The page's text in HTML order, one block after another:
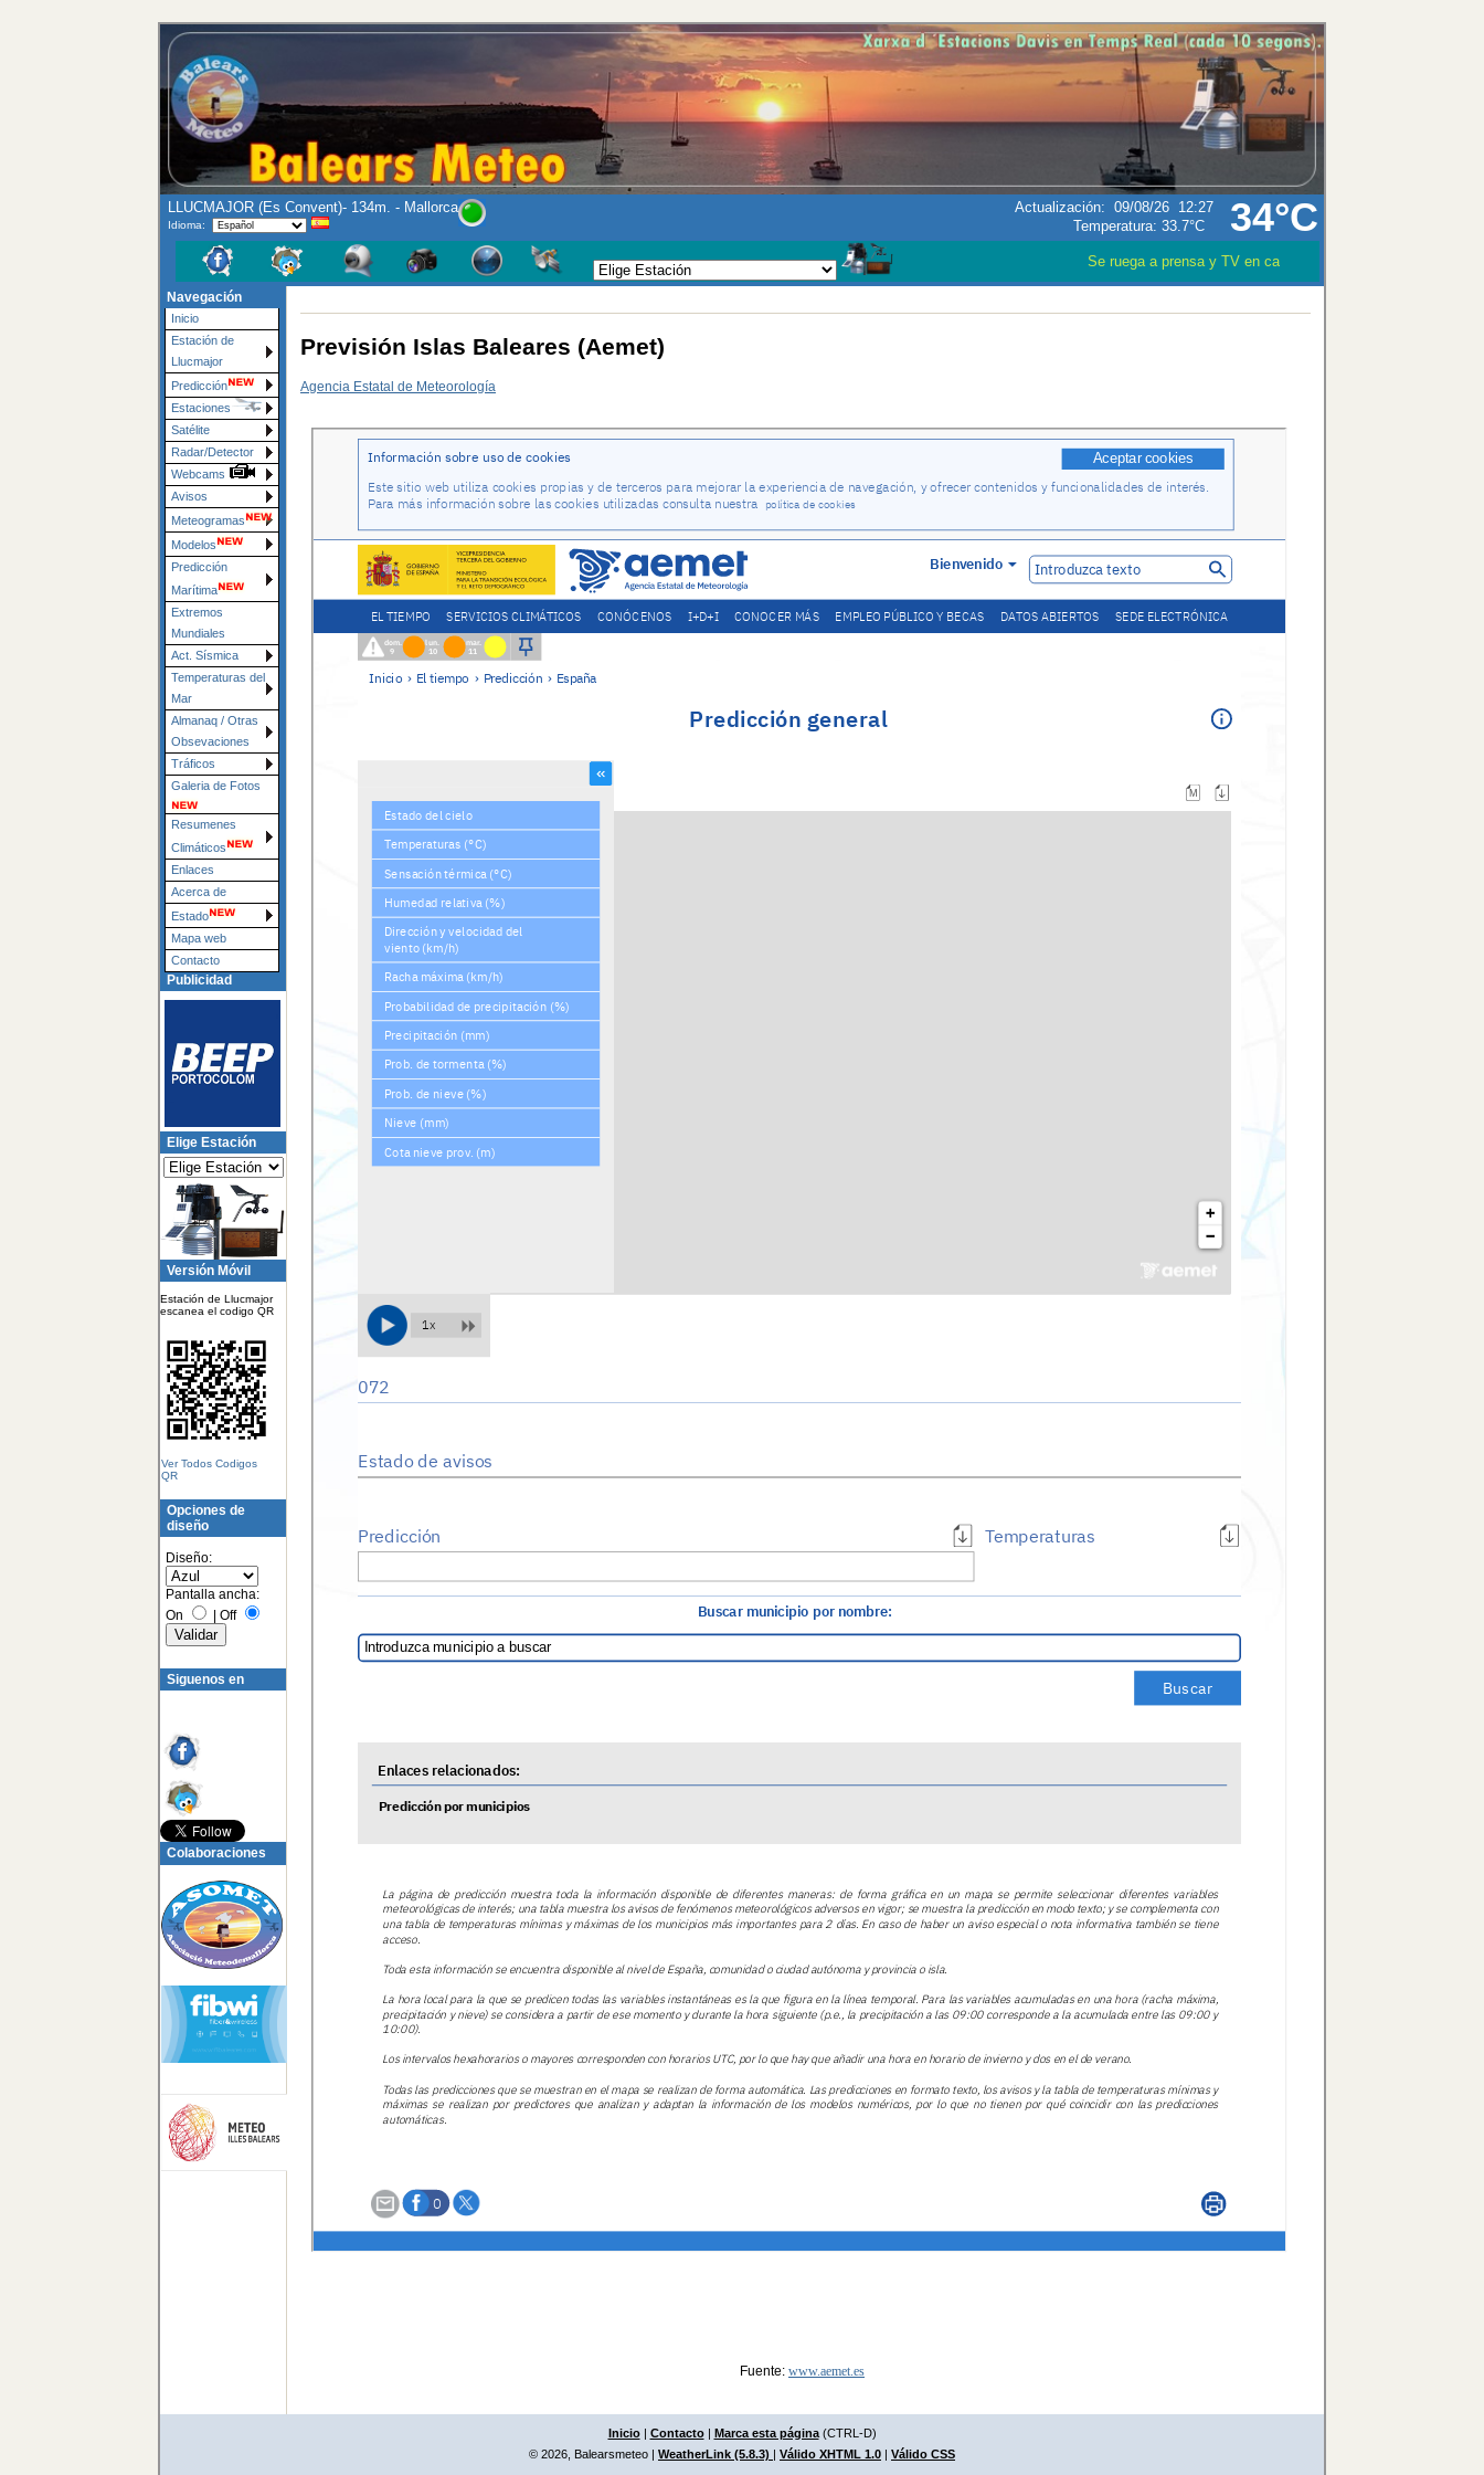
34°C
LLUCMAJOR (Es Convent)- 134m. - Mallorca
Idioma:
Actualización: 09/08/26 12:27
Temperatura: 33.7°C
Se ruega a prensa y TV en caso que utilizen los datos
Navegación
Inicio
Estación de
Llucmajor
Predicción
Estaciones
Satélite
Radar/Detector
Webcams
Avisos
Meteogramas
Modelos
Predicción
Marítima
Extremos
Mundiales
Act. Sísmica
Temperaturas del
Mar
Almanaq / Otras
Obsevaciones
Tráficos
Galeria de Fotos
Resumenes
Climáticos
Enlaces
Acerca de
Estado
Mapa web
Contacto
Publicidad
Elige Estación
Versión Móvil
Estación de Llucmajor
escanea el codigo QR
Ver Todos Codigos
QR
Opciones de
diseño
Diseño:
Pantalla ancha:
On
Off
Siguenos en
Colaboraciones
Previsión Islas Baleares (Aemet)
Agencia Estatal de Meteorología
Fuente: www.aemet.es
Inicio| Contacto | Marca esta página(CTRL-D)
© 2026, Balearsmeteo | WeatherLink (5.8.3) | Válido XHTML 1.0 | Válido CSS